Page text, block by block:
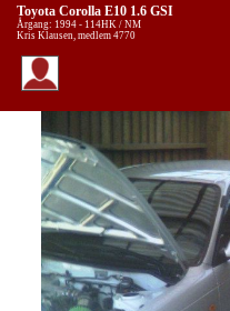
Toyota Corolla E10 1.6 GSI
Årgang: 1994 - 114HK / NM
Kris Klausen, medlem 4770